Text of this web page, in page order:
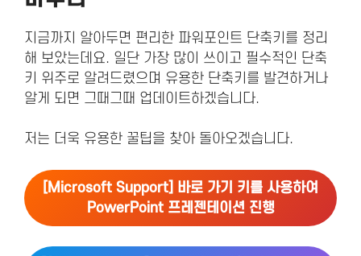
지금까지 알아두면 편리한 파워포인트 단축키를 정리
해 보았는데요. 일단 가장 많이 쓰이고 필수적인 단축
키 위주로 알려드렸으며 유용한 단축키를 발견하거나
알게 되면 그때그때 업데이트하겠습니다.
저는 더욱 유용한 꿀팁을 찾아 돌아오겠습니다.
[Microsoft Support] 바로 가기 키를 사용하여
PowerPoint 프레젠테이션 진행